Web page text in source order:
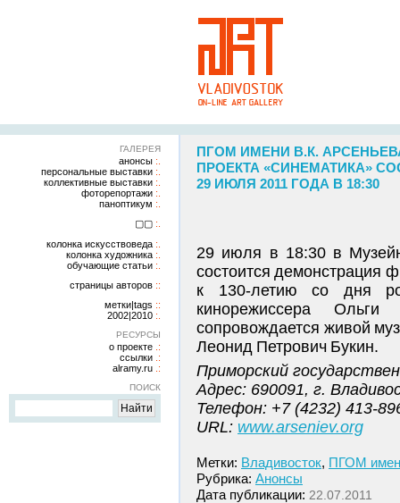
ГАЛЕРЕЯ
анонсы
персональные выставки
коллективные выставки
фоторепортажи
паноптикум
▢▢
колонка искусствоведа
колонка художника
обучающие статьи
страницы авторов
метки|tags
2002|2010
РЕСУРСЫ
о проекте
ссылки
alramy.ru
ПОИСК
ПГОМ ИМЕНИ В.К.
ПРОЕКТА «СИНЕМАТИКА»
29 ИЮЛЯ 2011 ГОДА В 18:30
29 июля в 18:30 в
состоится демонстрация
к 130-летию со дня
кинорежиссера
сопровождается живой
Леонид Петрович Букин.
Приморский
Адрес: 690091, г.
Телефон: +7 (4232) 413-
URL: www.arseniev.org
Метки: Владивосток, ПГОМ
Рубрика: Анонсы
Дата публикации: 22.07.2011